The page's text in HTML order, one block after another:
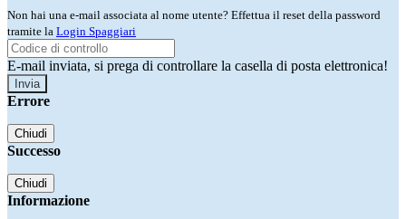
Non hai una e-mail associata al nome utente? Effettua il reset della password
tramite la Login Spaggiari
E-mail inviata, si prega di controllare la casella di posta elettronica!
Errore
Chiudi
Successo
Chiudi
Informazione